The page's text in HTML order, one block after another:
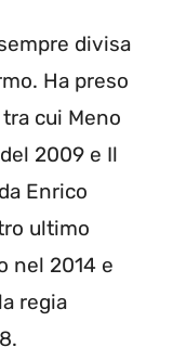
divisa
Ha preso
cui Meno
2009 e Il
Enrico
ultimo
nel 2014 e
regia